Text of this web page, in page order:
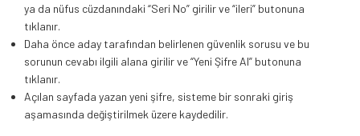
ya da nüfus cüzdanındaki “Seri No” girilir ve “ileri” butonuna
tıklanır.
Daha önce aday tarafından belirlenen güvenlik sorusu ve bu
sorunun cevabı ilgili alana girilir ve “Yeni Şifre Al” butonuna
tıklanır.
Açılan sayfada yazan yeni şifre, sisteme bir sonraki giriş
aşamasında değiştirilmek üzere kaydedilir.